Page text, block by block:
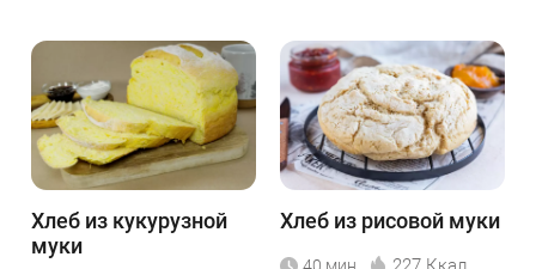
Хлеб из кукурузной
муки
Хлеб из рисовой муки